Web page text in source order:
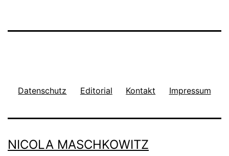
Datenschutz Editorial Kontakt Impressum
NICOLA MASCHKOWITZ